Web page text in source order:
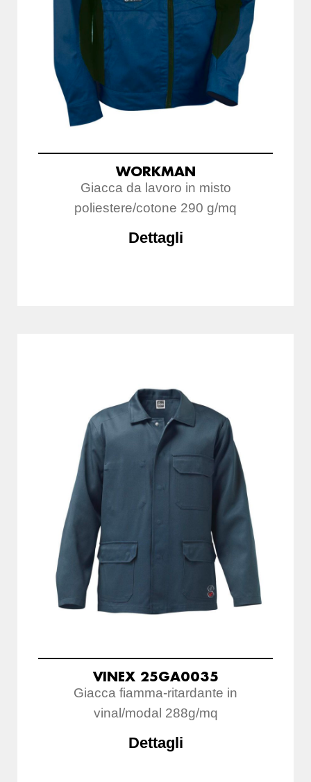
WORKMAN
Giacca da lavoro in misto
poliestere/cotone 290 g/mq
Dettagli
VINEX 25GA0035
Giacca fiamma-ritardante in
vinal/modal 288g/mq
Dettagli